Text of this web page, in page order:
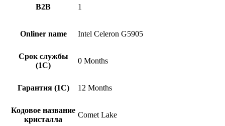
B2B 1
Onliner name Intel Celeron G5905
Срок службы
(1С)
0 Months
Гарантия (1С) 12 Months
Кодовое название
кристалла
Comet Lake